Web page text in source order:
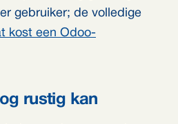
gebruiker; de volledige
kost een Odoo-
rustig kan